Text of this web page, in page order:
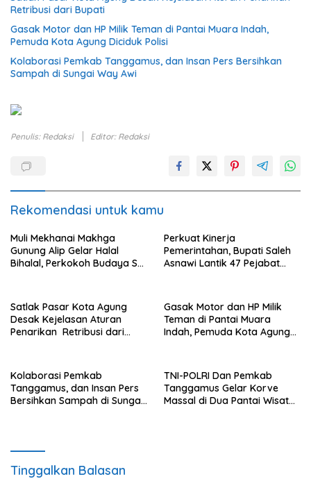
Retribusi dari Bupati
Gasak Motor dan HP Milik Teman di Pantai Muara Indah,
Pemuda Kota Agung Diciduk Polisi
Kolaborasi Pemkab Tanggamus, dan Insan Pers Bersihkan
Sampah di Sungai Way Awi
Penulis: Redaksi Editor: Redaksi
Rekomendasi untuk kamu
Muli Mekhanai Makhga
Gunung Alip Gelar Halal
Bihalal, Perkokoh Budaya Sai
Perkuat Kinerja
Pemerintahan, Bupati Saleh
Asnawi Lantik 47 Pejabat
Satlak Pasar Kota Agung
Desak Kejelasan Aturan
Penarikan Retribusi dari
Gasak Motor dan HP Milik
Teman di Pantai Muara
Indah, Pemuda Kota Agung
Kolaborasi Pemkab
Tanggamus, dan Insan Pers
Bersihkan Sampah di Sungai
TNI-POLRI Dan Pemkab
Tanggamus Gelar Korve
Massal di Dua Pantai Wisata
Tinggalkan Balasan